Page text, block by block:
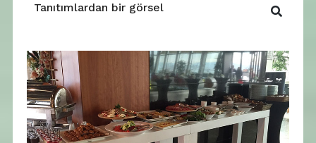
Tanıtımlardan bir görsel